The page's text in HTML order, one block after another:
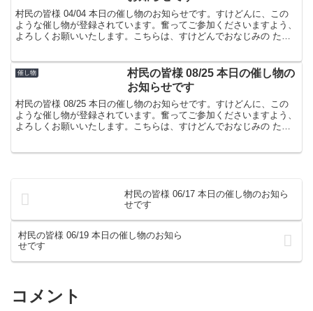
村民の皆様 04/04 本日の催し物のお知らせです。すけどんに、この
ような催し物が登録されています。奮ってご参加くださいますよう、
よろしくお願いいたします。こちらは、すけどんでおなじみの たま
催し物
村民の皆様 08/25 本日の催し物の
お知らせです
村民の皆様 08/25 本日の催し物のお知らせです。すけどんに、この
ような催し物が登録されています。奮ってご参加くださいますよう、
よろしくお願いいたします。こちらは、すけどんでおなじみの たま
村民の皆様 06/17 本日の催し物のお知ら
せです
村民の皆様 06/19 本日の催し物のお知ら
せです
コメント